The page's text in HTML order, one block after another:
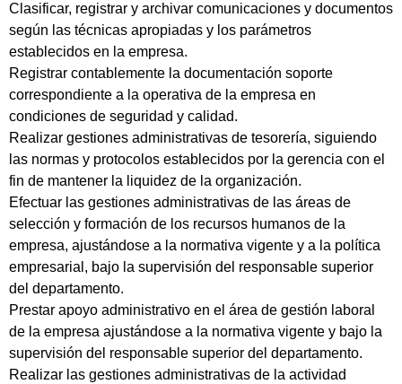
Clasificar, registrar y archivar comunicaciones y documentos
según las técnicas apropiadas y los parámetros
establecidos en la empresa.
Registrar contablemente la documentación soporte
correspondiente a la operativa de la empresa en
condiciones de seguridad y calidad.
Realizar gestiones administrativas de tesorería, siguiendo
las normas y protocolos establecidos por la gerencia con el
fin de mantener la liquidez de la organización.
Efectuar las gestiones administrativas de las áreas de
selección y formación de los recursos humanos de la
empresa, ajustándose a la normativa vigente y a la política
empresarial, bajo la supervisión del responsable superior
del departamento.
Prestar apoyo administrativo en el área de gestión laboral
de la empresa ajustándose a la normativa vigente y bajo la
supervisión del responsable superior del departamento.
Realizar las gestiones administrativas de la actividad